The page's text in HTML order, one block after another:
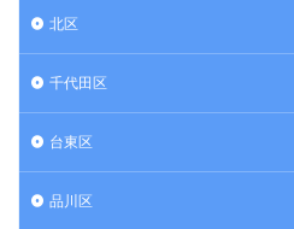
北区
千代田区
台東区
品川区